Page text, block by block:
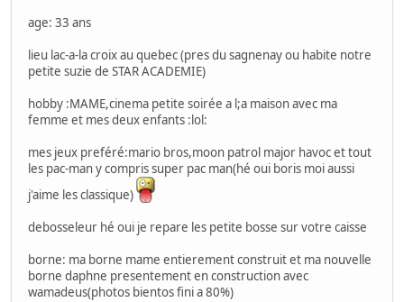
age: 33 ans
lieu lac-a-la croix au quebec (pres du sagnenay ou habite notre
petite suzie de STAR ACADEMIE)
hobby :MAME,cinema petite soirée a l;a maison avec ma
femme et mes deux enfants :lol:
mes jeux preféré:mario bros,moon patrol major havoc et tout
les pac-man y compris super pac man(hé oui boris moi aussi
j'aime les classique)
debosseleur hé oui je repare les petite bosse sur votre caisse
borne: ma borne mame entierement construit et ma nouvelle
borne daphne presentement en construction avec
wamadeus(photos bientos fini a 80%)